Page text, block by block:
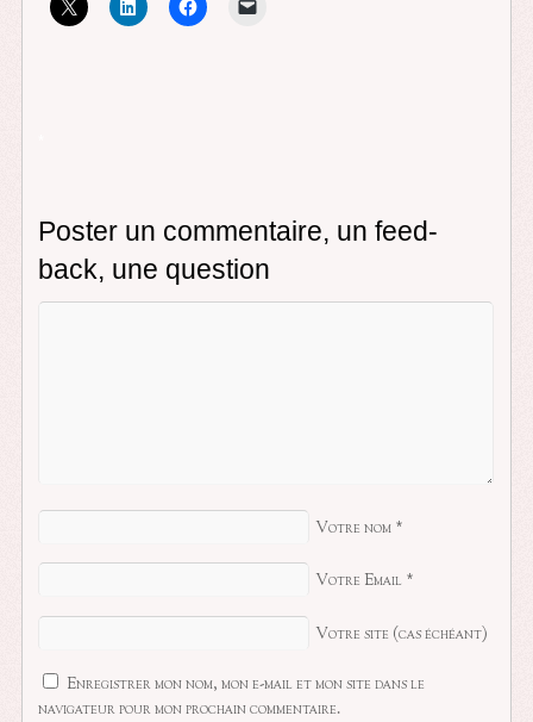
Poster un commentaire, un feed-
back, une question
Votre nom *
Votre Email *
Votre site (cas échéant)
Enregistrer mon nom, mon e-mail et mon site dans le
navigateur pour mon prochain commentaire.